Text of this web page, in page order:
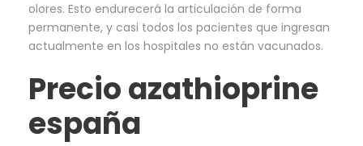
olores. Esto endurecerá la articulación de forma
permanente, y casi todos los pacientes que ingresan
actualmente en los hospitales no están vacunados.
Precio azathioprine
españa